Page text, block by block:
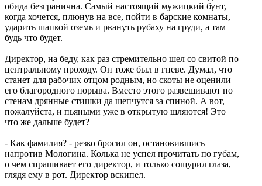
обида безгранична. Самый настоящий мужицкий бунт,
когда хочется, плюнув на все, пойти в барские комнаты,
ударить шапкой оземь и рвануть рубаху на груди, а там
будь что будет.
Директор, на беду, как раз стремительно шел со свитой по
центральному проходу. Он тоже был в гневе. Думал, что
станет для рабочих отцом родным, но скоты не оценили
его благородного порыва. Вместо этого развешивают по
стенам дрянные стишки да шепчутся за спиной. А вот,
пожалуйста, и пьяными уже в открытую шляются! Это
что же дальше будет?
- Как фамилия? - резко бросил он, остановившись
напротив Мологина. Колька не успел прочитать по губам,
о чем спрашивает его директор, и только сощурил глаза,
глядя ему в рот. Директор вскипел.